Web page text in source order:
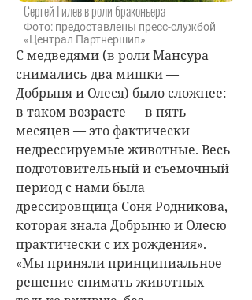
Сергей Гилев в роли браконьера
Фото: предоставлены пресс-службой
«Централ Партнершип»
С медведями (в роли Мансура
снимались два мишки —
Добрыня и Олеся) было сложнее:
в таком возрасте — в пять
месяцев — это фактически
недрессируемые животные. Весь
подготовительный и съемочный
период с нами была
дрессировщица Соня Родникова,
которая знала Добрыню и Олесю
практически с их рождения».
«Мы приняли принципиальное
решение снимать животных